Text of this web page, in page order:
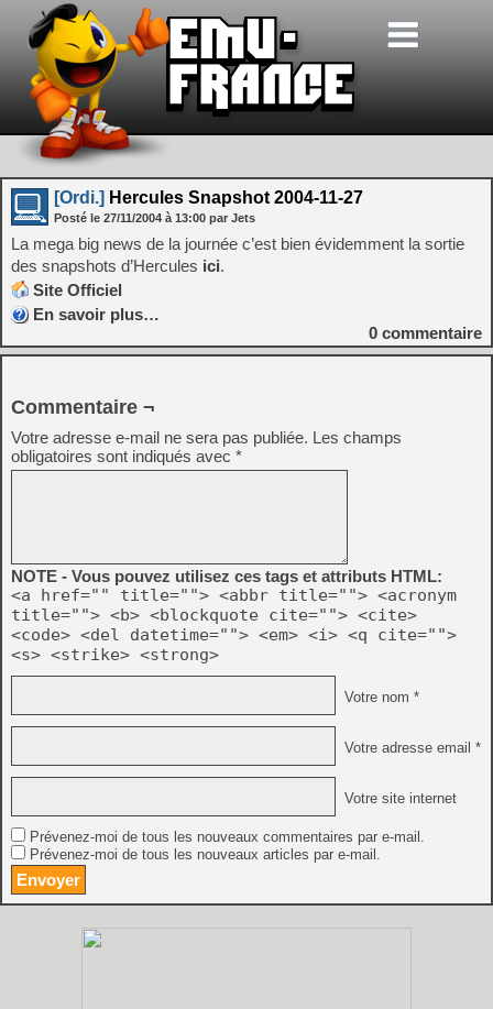
[Ordi.] Hercules Snapshot 2004-11-27
Posté le 27/11/2004 à 13:00 par Jets
La mega big news de la journée c’est bien évidemment la sortie
des snapshots d’Hercules ici.
Site Officiel
En savoir plus…
0 commentaire
Commentaire ¬
Votre adresse e-mail ne sera pas publiée. Les champs
obligatoires sont indiqués avec *
NOTE - Vous pouvez utilisez ces tags et attributs HTML:
<a href="" title=""> <abbr title=""> <acronym
title=""> <b> <blockquote cite=""> <cite>
<code> <del datetime=""> <em> <i> <q cite="">
<s> <strike> <strong>
Votre nom *
Votre adresse email *
Votre site internet
Prévenez-moi de tous les nouveaux commentaires par e-mail.
Prévenez-moi de tous les nouveaux articles par e-mail.